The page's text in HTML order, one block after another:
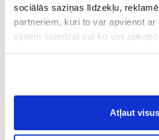
sociālās saziņas līdzekļu,
partneriem, kuri to var apvienot
viņiem sniedzat vai ko viņi
Vispārīgiem vietnes
noteikumiem(saīsināti - VVLN).
Atļaut visus